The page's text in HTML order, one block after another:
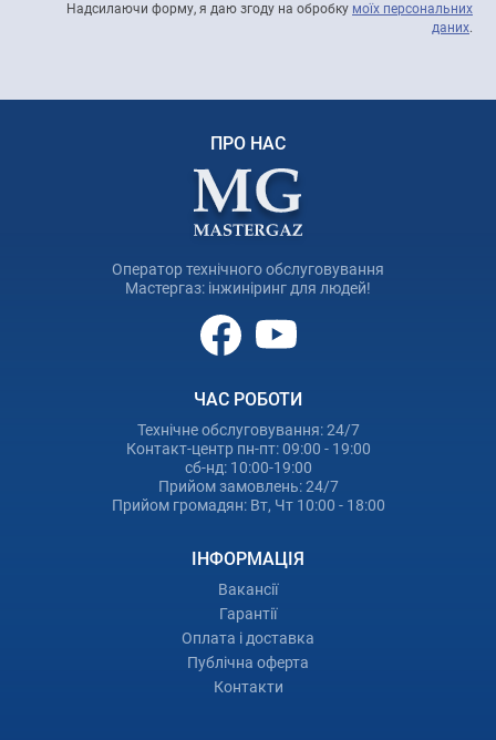
Надсилаючи форму, я даю згоду на обробку моїх персональних
даних.
ПРО НАС
Оператор технічного обслуговування
Мастергаз: інжиніринг для людей!
ЧАС РОБОТИ
Технічне обслуговування: 24/7
Контакт-центр пн-пт: 09:00 - 19:00
сб-нд: 10:00-19:00
Прийом замовлень: 24/7
Прийом громадян: Вт, Чт 10:00 - 18:00
ІНФОРМАЦІЯ
Вакансії
Гарантії
Оплата і доставка
Публічна оферта
Контакти